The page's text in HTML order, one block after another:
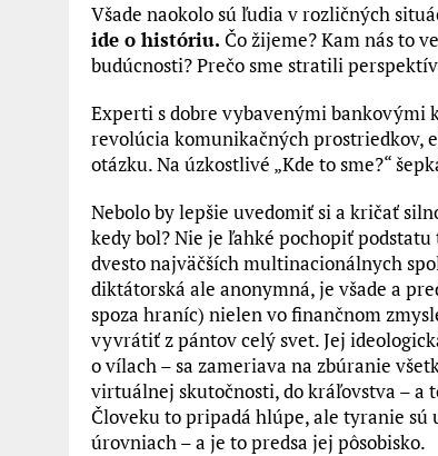
Všade naokolo sú ľudia v rozličných
ide o históriu. Čo žijeme? Kam nás to
budúcnosti? Prečo sme stratili
Experti s dobre vybavenými bankovými
revolúcia komunikačných prostriedkov,
otázku. Na úzkostlivé „Kde to sme?“
Nebolo by lepšie uvedomiť si a kričať
kedy bol? Nie je ľahké pochopiť
dvesto najväčších multinacionálnych
diktátorská ale anonymná, je všade a
spoza hraníc) nielen vo finančnom
vyvrátiť z pántov celý svet. Jej
o vílach – sa zameriava na zbúranie
virtuálnej skutočnosti, do kráľovstva – a
Človeku to pripadá hlúpe, ale tyranie
úrovniach – a je to predsa jej pôsobisko.